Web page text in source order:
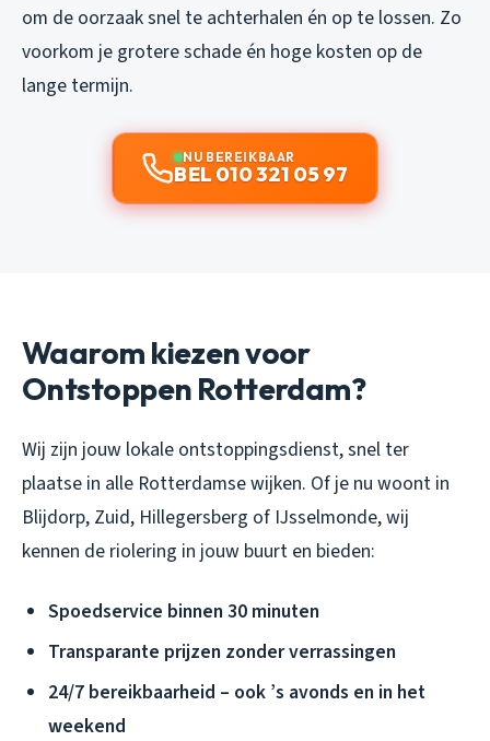
om de oorzaak snel te achterhalen én op te lossen. Zo
voorkom je grotere schade én hoge kosten op de
lange termijn.
NU BEREIKBAAR
BEL 010 321 05 97
Waarom kiezen voor
Ontstoppen Rotterdam?
Wij zijn jouw lokale ontstoppingsdienst, snel ter
plaatse in alle Rotterdamse wijken. Of je nu woont in
Blijdorp, Zuid, Hillegersberg of IJsselmonde, wij
kennen de riolering in jouw buurt en bieden:
Spoedservice binnen 30 minuten
Transparante prijzen zonder verrassingen
24/7 bereikbaarheid – ook ’s avonds en in het
weekend